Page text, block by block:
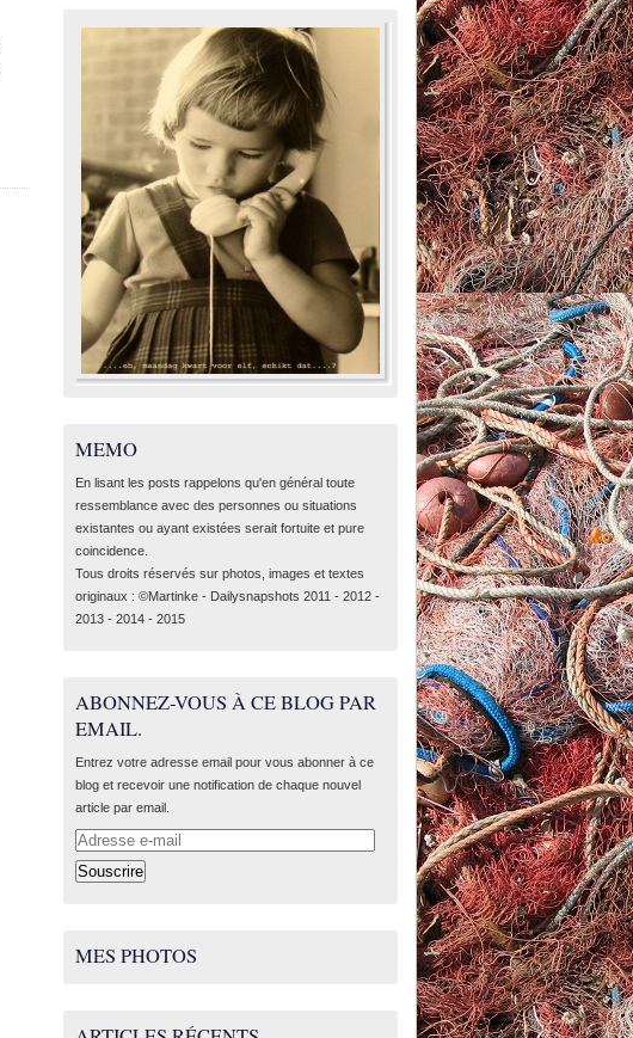
MEMO
En lisant les posts rappelons qu'en général toute
ressemblance avec des personnes ou situations
existantes ou ayant existées serait fortuite et pure
coincidence.
Tous droits réservés sur photos, images et textes
originaux : ©Martinke - Dailysnapshots 2011 - 2012 -
2013 - 2014 - 2015
ABONNEZ-VOUS À CE BLOG PAR
EMAIL.
Entrez votre adresse email pour vous abonner à ce
blog et recevoir une notification de chaque nouvel
article par email.
Adresse
e-
mail
MES PHOTOS